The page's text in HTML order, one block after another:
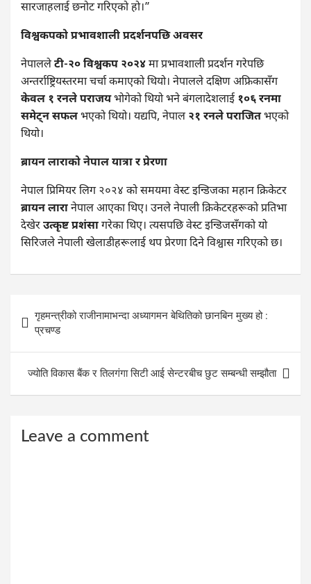
सारजाहलाई छनोट गरिएको हो।”
विश्वकपको प्रभावशाली प्रदर्शनपछि अवसर
नेपाललेटी-२० विश्वकप २०२४मा प्रभावशाली प्रदर्शन गरेपछि
अन्तर्राष्ट्रियस्तरमा चर्चा कमाएको थियो। नेपालले दक्षिण अफ्रिकासँग
केवल १ रनले पराजयभोगेको थियो भने बंगलादेशलाई १०६ रनमा
समेट्न सफलभएको थियो। यद्यपि, नेपाल २१ रनले पराजितभएको
थियो।
ब्रायन लाराको नेपाल यात्रा र प्रेरणा
नेपाल प्रिमियर लिग २०२४ को समयमा वेस्ट इन्डिजका महान क्रिकेटर
ब्रायन लारानेपाल आएका थिए। उनले नेपाली क्रिकेटरहरूको प्रतिभा
देखेरउत्कृष्ट प्रशंसागरेका थिए। त्यसपछि वेस्ट इन्डिजसँगको यो
सिरिजले नेपाली खेलाडीहरूलाई थप प्रेरणा दिने विश्वास गरिएको छ।
navigation
गृहमन्त्रीको राजीनामाभन्दा अध्यागमन बेथितिको छानबिन मुख्य हो :
प्रचण्ड
ज्योति विकास बैंक र तिलगंगा सिटी आई सेन्टरबीच छुट सम्बन्धी सम्झौता
Leave a comment